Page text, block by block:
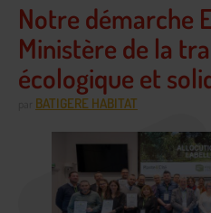
Notre démarche
Ministère de la
écologique et
BATIGERE HABITAT